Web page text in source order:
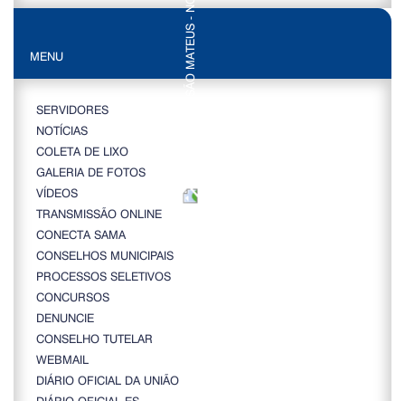
MENU
SERVIDORES
NOTÍCIAS
COLETA DE LIXO
GALERIA DE FOTOS
VÍDEOS
TRANSMISSÃO ONLINE
CONECTA SAMA
CONSELHOS MUNICIPAIS
PROCESSOS SELETIVOS
CONCURSOS
DENUNCIE
CONSELHO TUTELAR
WEBMAIL
DIÁRIO OFICIAL DA UNIÃO